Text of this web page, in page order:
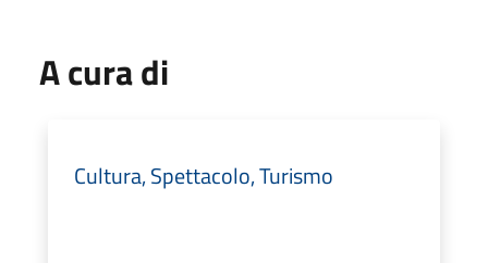
A cura di
Cultura, Spettacolo, Turismo